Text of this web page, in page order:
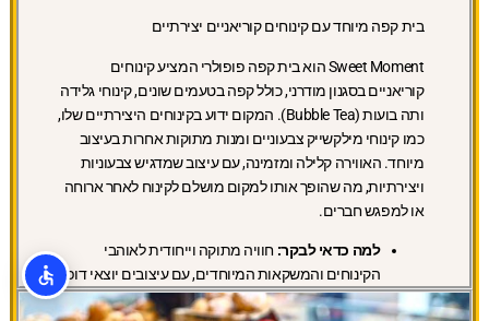
בית קפה מיוחד עם קינוחים קוריאניים יצירתיים
Sweet Moment הוא בית קפה פופולרי המציע קינוחים
קוריאניים בסגנון מודרני, כולל קפה בטעמים שונים, קינוחי גלידה
ותה בועות (Bubble Tea). המקום ידוע בקינוחים היצירתיים שלו,
כמו קינוחי מילקשייק צבעוניים ומנות מתוקות אחרות בעיצוב
מיוחד. האווירה קלילה ומזמינה, עם עיצוב שמדגיש צבעוניות
ויצירתיות, מה שהופך אותו למקום מושלם לקינוח לאחר ארוחה
או למפגש חברים.
למה כדאי לבקר: חוויה מתוקה וייחודית לאוהבי
הקינוחים והמשקאות המיוחדים, עם עיצובים יוצאי דופן.